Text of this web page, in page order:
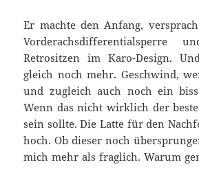
Er machte den Anfang,
Vorderachsdifferentialsperre
Retrositzen im Karo-Design.
gleich noch mehr. Geschwind,
und zugleich auch noch ein
Wenn das nicht wirklich der
sein sollte. Die Latte für den
hoch. Ob dieser noch
mich mehr als fraglich. Warum